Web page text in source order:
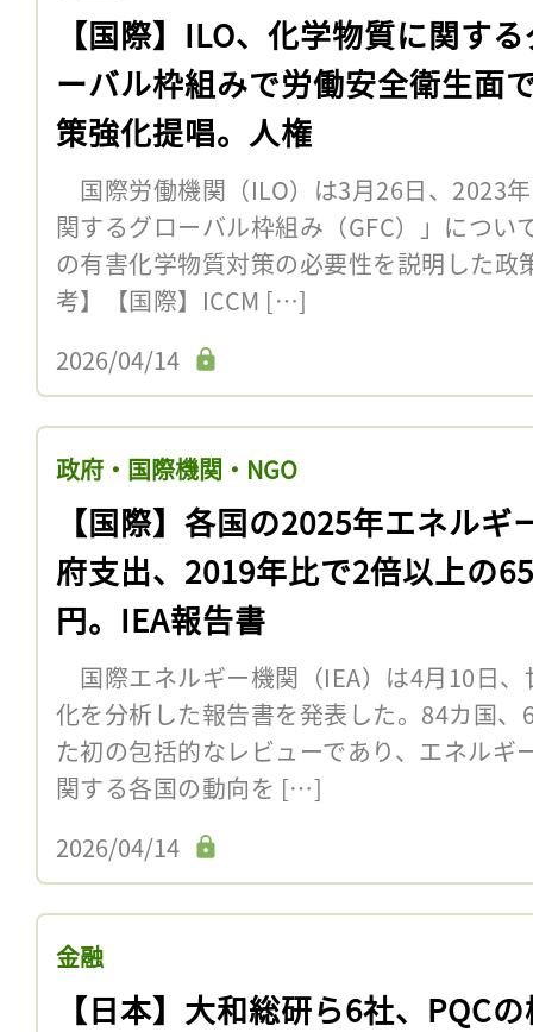
【国際】ILO、化学物質に関す
ーバル枠組みで労働安全衛生面
策強化提唱。人権
国際労働機関（ILO）は3月26日、2023
関するグローバル枠組み（GFC）」につい
の有害化学物質対策の必要性を説明した政
考】【国際】ICCM […]
2026/04/14
政府・国際機関・NGO
【国際】各国の2025年エネルギ
府支出、2019年比で2倍以上の
円。IEA報告書
国際エネルギー機関（IEA）は4月10日
化を分析した報告書を発表した。84カ国
た初の包括的なレビューであり、エネルギ
関する各国の動向を […]
2026/04/14
金融
【日本】大和総研ら6社、PQC